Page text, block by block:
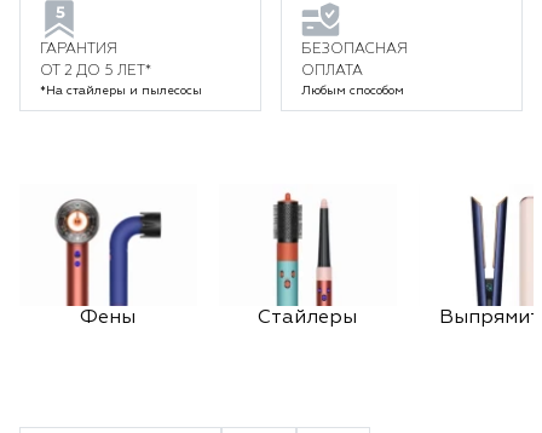
ГАРАНТИЯ
ОТ 2 ДО 5 ЛЕТ*
*На стайлеры и пылесосы
БЕЗОПАСНАЯ
ОПЛАТА
Любым способом
Фены Стайлеры